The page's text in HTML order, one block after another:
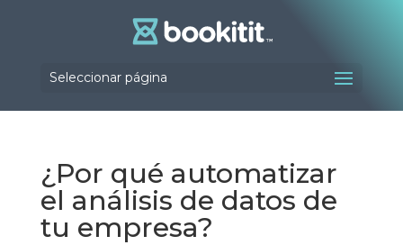
Seleccionar página
¿Por qué automatizar
el análisis de datos de
tu empresa?